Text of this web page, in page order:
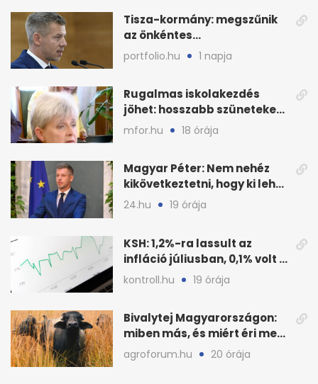
Tisza-kormány: megszűnik
az önkéntes
fogyasztáscsökkentés
portfolio.hu 1 napja
Rugalmas iskolakezdés
jöhet: hosszabb szüneteket
javasolnak szeptembertől
mfor.hu 18 órája
Magyar Péter: Nem nehéz
kikövetkeztetni, hogy ki lehet
a három jelölt
24.hu 19 órája
KSH: 1,2%-ra lassult az
infláció júliusban, 0,1% volt a
havi áresés
kontroll.hu 19 órája
Bivalytej Magyarországon:
miben más, és miért éri meg
feldolgozni?
agroforum.hu 20 órája